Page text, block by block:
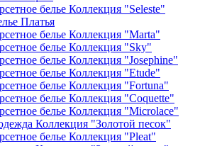
белье Коллекция "Seleste"
Платья
белье Коллекция "Marta"
белье Коллекция "Sky"
белье Коллекция "Josephine"
белье Коллекция "Etude"
белье Коллекция "Fortuna"
белье Коллекция "Coquette"
белье Коллекция "Microlace"
Коллекция "Золотой песок"
белье Коллекция "Pleat"